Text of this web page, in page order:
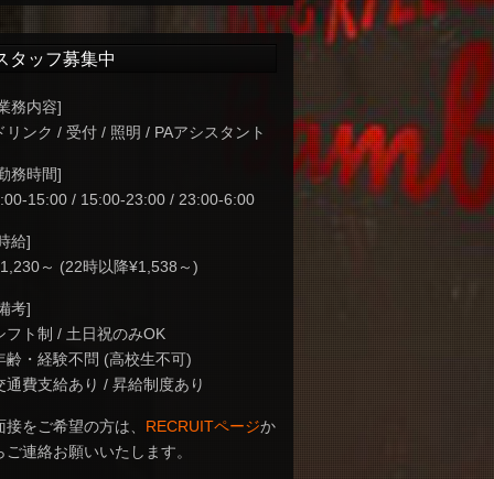
タッフ募集中
務内容]
リンク / 受付 / 照明 / PAアシスタント
務時間]
15:00 / 15:00-23:00 / 23:00-6:00
給]
～ (22時以降¥1,538～)
考]
フト制 / 土日祝のみOK
齢・経験不問 (高校生不可)
通費支給あり / 昇給制度あり
接をご希望の方は、 RECRUITページか
ご連絡お願いいたします。